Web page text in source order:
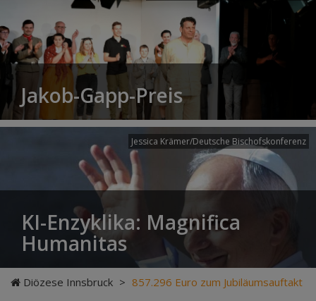
Jakob-Gapp-Preis
Jessica Krämer/Deutsche Bischofskonferenz
KI-Enzyklika: Magnifica
Humanitas
Diözese Innsbruck > 857.296 Euro zum Jubiläumsauftakt